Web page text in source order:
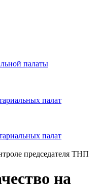
палаты
палат
палат
председателя ТНП
на